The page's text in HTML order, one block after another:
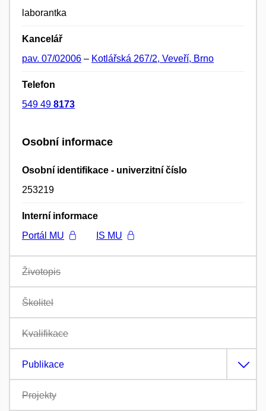
laborantka
Kancelář
pav. 07/02006 – Kotlářská 267/2, Veveří, Brno
Telefon
549 49 8173
Osobní informace
Osobní identifikace - univerzitní číslo
253219
Interní informace
Portál MU
IS MU
Životopis
Školitel
Kvalifikace
Publikace
Projekty